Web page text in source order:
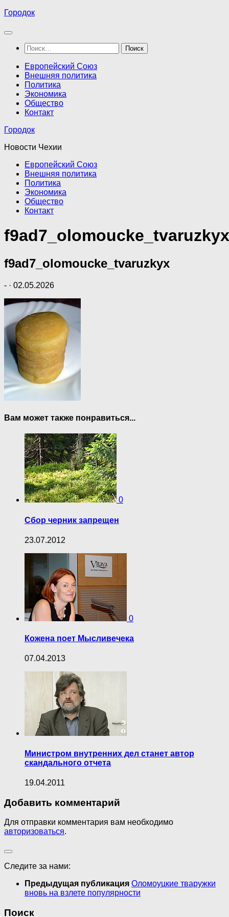
Перейти
содержимому
Городок
Найти:
Европейский Союз
Внешняя политика
Политика
Экономика
Общество
Контакт
Городок
Новости Чехии
Европейский Союз
Внешняя политика
Политика
Экономика
Общество
Контакт
f9ad7_olomoucke_tvaruzkyx
f9ad7_olomoucke_tvaruzkyx
- · 02.05.2026
Вам может также понравиться...
0
Сбор черник запрещен
23.07.2012
0
Кожена поет Мысливечека
07.04.2013
Министром внутренних дел станет автор
скандального отчета
19.04.2011
Добавить комментарий
Для отправки комментария вам необходимо
авторизоваться.
Следите за нами:
Предыдущая публикация Оломоуцкие тваружки
вновь на взлете популярности
Поиск